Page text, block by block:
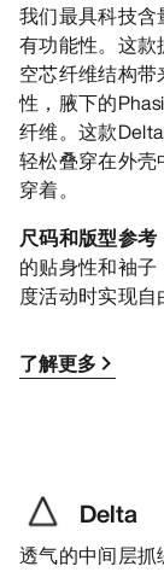
我们最具科技
有功能性。这
空芯纤维结构
性，腋下的
纤维。这款
轻松叠穿在外
穿着。
尺码和版型参考
的贴身性和袖
度活动时实现自
了解更多
Delta
透气的中间层抓